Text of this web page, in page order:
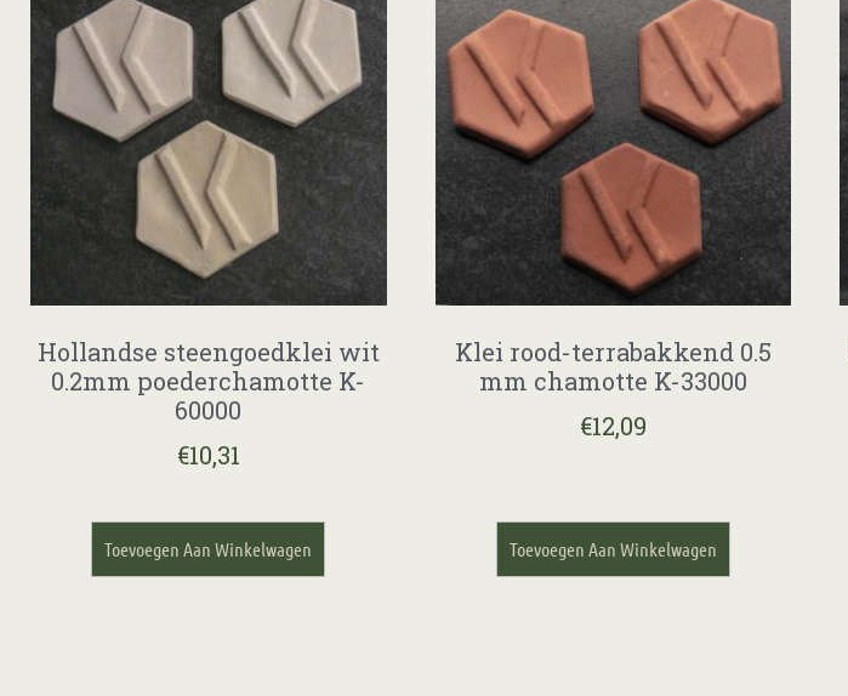
Hollandse steengoedklei wit
0.2mm poederchamotte K-
60000
€10,31
Toevoegen Aan Winkelwagen
Klei rood-terrabakkend 0.5
mm chamotte K-33000
€12,09
Toevoegen Aan Winkelwagen